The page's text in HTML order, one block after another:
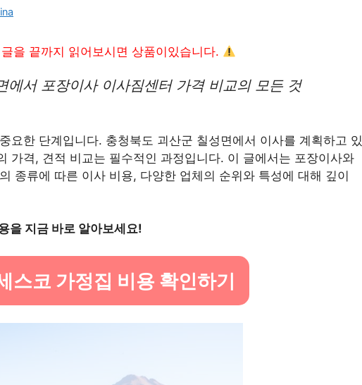
을 끝까지 읽어보시면 상품이있습니다.
에서 포장이사 이사짐센터 가격 비교의 모든 것
요한 단계입니다. 충청북도 괴산군 칠성면에서 이사를 계획하고 있
가격, 견적 비교는 필수적인 과정입니다. 이 글에서는 포장이사와
종류에 따른 이사 비용, 다양한 업체의 순위와 특성에 대해 깊이
을 지금 바로 알아보세요!
스코 가정집 비용 확인하기